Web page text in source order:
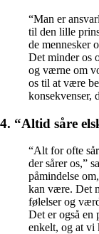
“Man er
til den lille
de mennesker
Det minder os
og værne om
os til at være
konsekvenser,
4. “Altid såre
“Alt for ofte
der sårer os,”
påmindelse
kan være. Det
følelser og
Det er også en
enkelt, og at vi